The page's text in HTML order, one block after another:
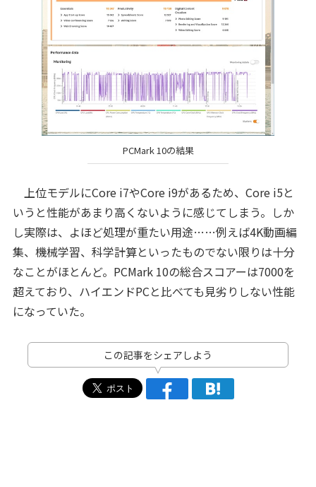
PCMark 10の結果
上位モデルにCore i7やCore i9があるため、Core i5と
いうと性能があまり高くないように感じてしまう。しか
し実際は、よほど処理が重たい用途……例えば4K動画編
集、機械学習、科学計算といったものでない限りは十分
なことがほとんど。PCMark 10の総合スコアーは7000を
超えており、ハイエンドPCと比べても見劣りしない性能
になっていた。
この記事をシェアしよう